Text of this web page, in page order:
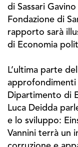
di Sassari
Fondazione di
rapporto sarà
di Economia
L’ultima parte
approfondimenti
Dipartimento di
Luca Deidda
e lo sviluppo:
Vannini terrà un